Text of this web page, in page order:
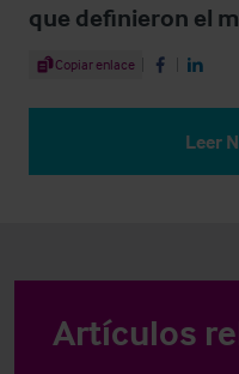
que definieron el
Share Article
Copiar enlace Share onShare on
Leer
Artículos